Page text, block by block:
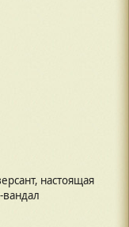
настоящая
вандал